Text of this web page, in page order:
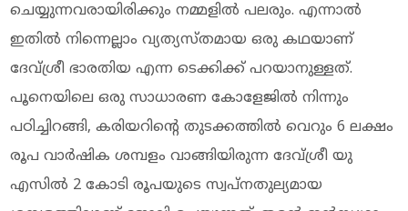
ചെയ്യുന്നവരായിരിക്കും നമ്മളില്‍ പലരും. എന്നാല്‍
ഇതില്‍ നിന്നെല്ലാം വ്യത്യസ്തമായ ഒരു കഥയാണ്
ദേവ്ശ്രീ ഭാരതിയ എന്ന ടെക്കിക്ക് പറയാനുള്ളത്.
പൂനെയിലെ ഒരു സാധാരണ കോളേജിൽ നിന്നും
പഠിച്ചിറങ്ങി, കരിയറിന്റെ തുടക്കത്തിൽ വെറും 6 ലക്ഷം
രൂപ വാർഷിക ശമ്പളം വാങ്ങിയിരുന്ന ദേവ്ശ്രീ യു
എസിൽ 2 കോടി രൂപയുടെ സ്വപ്നതുല്യമായ